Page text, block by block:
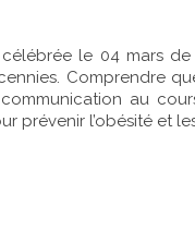
le 04 mars
Comprendre
au
prévenir l’obésité et